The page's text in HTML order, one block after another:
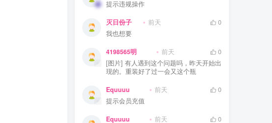
提示违规操作
灭日份子 前天
0
我也想要
4198565明
0
[图片] 有人遇到这个问题吗，昨天开始出
现的。重装好了过一会又这个瓶
Equuuu
0
提示会员充值
Equuuu 前天
0